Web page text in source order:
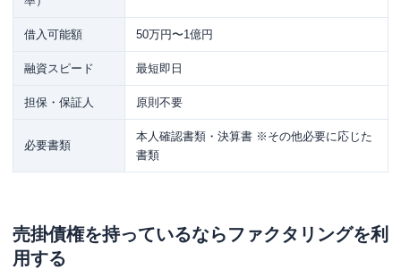
借入可能額 50万円〜1億円
融資スピード 最短即日
担保・保証人 原則不要
必要書類
本人確認書類・決算書 ※その他必要に応じた
書類
売掛債権を持っているならファクタリングを利
用する